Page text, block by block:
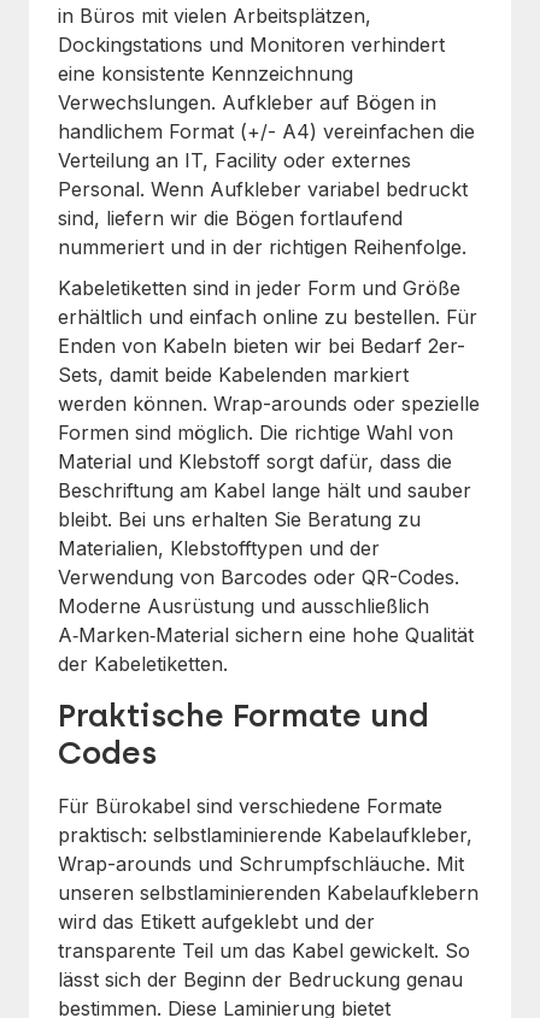
in Büros mit vielen Arbeitsplätzen,
Dockingstations und Monitoren verhindert
eine konsistente Kennzeichnung
Verwechslungen. Aufkleber auf Bögen in
handlichem Format (+/- A4) vereinfachen die
Verteilung an IT, Facility oder externes
Personal. Wenn Aufkleber variabel bedruckt
sind, liefern wir die Bögen fortlaufend
nummeriert und in der richtigen Reihenfolge.
Kabeletiketten sind in jeder Form und Größe
erhältlich und einfach online zu bestellen. Für
Enden von Kabeln bieten wir bei Bedarf 2er-
Sets, damit beide Kabelenden markiert
werden können. Wrap-arounds oder spezielle
Formen sind möglich. Die richtige Wahl von
Material und Klebstoff sorgt dafür, dass die
Beschriftung am Kabel lange hält und sauber
bleibt. Bei uns erhalten Sie Beratung zu
Materialien, Klebstofftypen und der
Verwendung von Barcodes oder QR-Codes.
Moderne Ausrüstung und ausschließlich
A‑Marken‑Material sichern eine hohe Qualität
der Kabeletiketten.
Praktische Formate und
Codes
Für Bürokabel sind verschiedene Formate
praktisch: selbstlaminierende Kabelaufkleber,
Wrap-arounds und Schrumpfschläuche. Mit
unseren selbstlaminierenden Kabelaufklebern
wird das Etikett aufgeklebt und der
transparente Teil um das Kabel gewickelt. So
lässt sich der Beginn der Bedruckung genau
bestimmen. Diese Laminierung bietet